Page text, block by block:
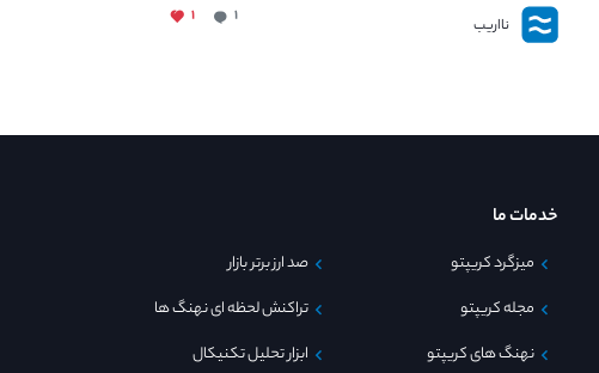
نااریب ۱ ۱
خدمات ما
میزگرد کریپتو
مجله کریپتو
نهنگ های کریپتو
صد ارز برتر بازار
تراکنش لحظه ای نهنگ ها
ابزار تحلیل تکنیکال